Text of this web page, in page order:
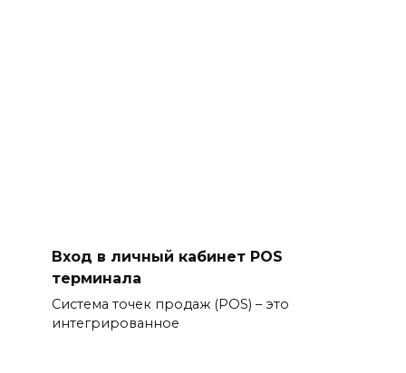
Вход в личный кабинет POS
терминала
Система точек продаж (POS) – это
интегрированное